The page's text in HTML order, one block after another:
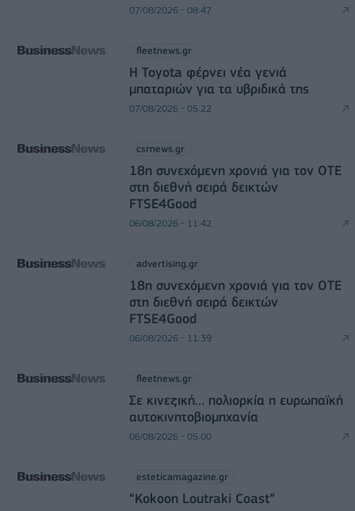
07/08/2026 - 08:47
fleetnews.gr
Η Toyota φέρνει νέα γενιά
μπαταριών για τα υβριδικά της
07/08/2026 - 05:22
csrnews.gr
18η συνεχόμενη χρονιά για τον ΟΤΕ
στη διεθνή σειρά δεικτών
FTSE4Good
06/08/2026 - 11:42
advertising.gr
18η συνεχόμενη χρονιά για τον ΟΤΕ
στη διεθνή σειρά δεικτών
FTSE4Good
06/08/2026 - 11:39
fleetnews.gr
Σε κινεζική… πολιορκία η ευρωπαϊκή
αυτοκινητοβιομηχανία
06/08/2026 - 05:00
esteticamagazine.gr
“Kokoon Loutraki Coast”